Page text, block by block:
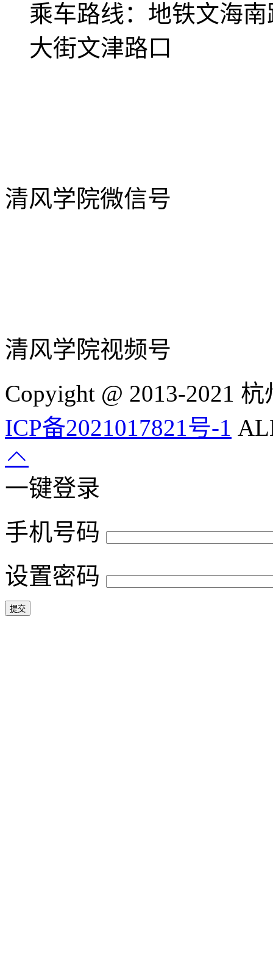
乘车路线： 地铁文海
大街文津路口
清风学院微信号
清风学院视频号
Copyight @ 2013-2021
ICP备2021017821号-1
一键登录
手机号码
设置密码